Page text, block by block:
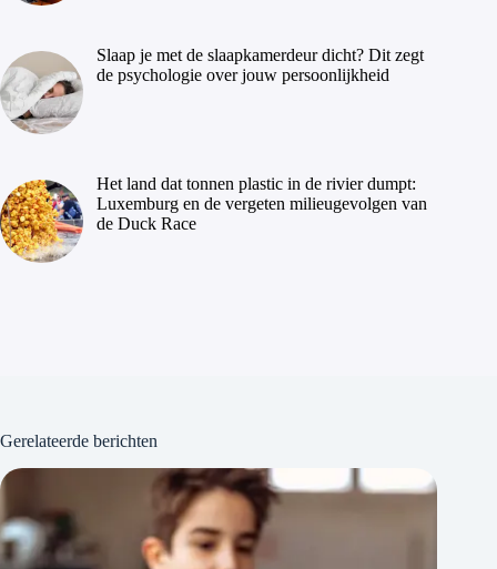
Slaap je met de slaapkamerdeur dicht? Dit zegt
de psychologie over jouw persoonlijkheid
Het land dat tonnen plastic in de rivier dumpt:
Luxemburg en de vergeten milieugevolgen van
de Duck Race
Gerelateerde berichten